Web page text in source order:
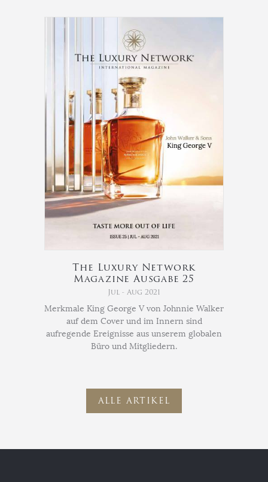
The Luxury Network
Magazine Ausgabe 25
Jul - Aug 2021
Merkmale King George V von Johnnie Walker
auf dem Cover und im Innern sind
aufregende Ereignisse aus unserem globalen
Büro und Mitgliedern.
ALLE ARTIKEL